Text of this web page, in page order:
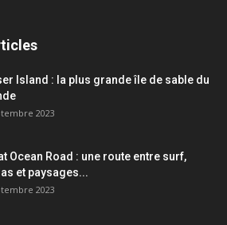
Island : la plus grande île de sable du
2023
Ocean Road : une route entre surf,
et paysages...
2023